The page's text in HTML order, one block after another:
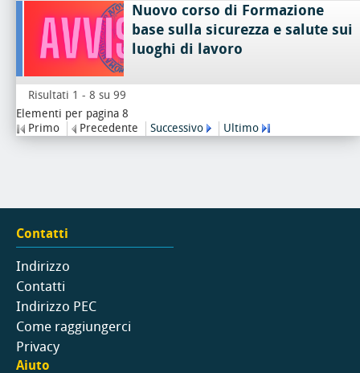
Nuovo corso di Formazione
base sulla sicurezza e salute sui
luoghi di lavoro
Risultati 1 - 8 su 99
Elementi per pagina 8
Primo
Precedente Successivo Ultimo
Contatti
Indirizzo
Contatti
Indirizzo PEC
Come raggiungerci
Privacy
Aiuto